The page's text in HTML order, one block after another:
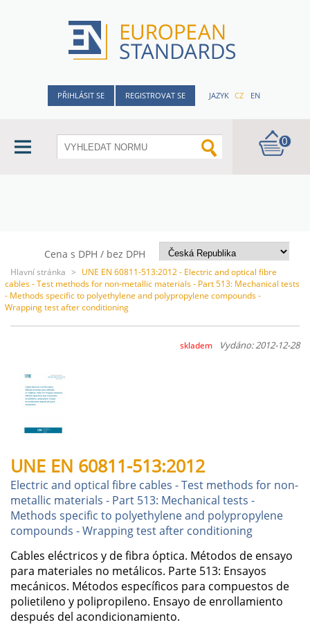
PŘIHLÁSIT SE REGISTROVAT SE JAZYK CZ EN
0
Cena s DPH / bez DPH
Hlavní stránka > UNE EN 60811-513:2012 - Electric and optical fibre
cables - Test methods for non-metallic materials - Part 513: Mechanical tests
- Methods specific to polyethylene and polypropylene compounds -
Wrapping test after conditioning
skladem Vydáno: 2012-12-28
UNE EN 60811-513:2012
Electric and optical fibre cables - Test methods for non-
metallic materials - Part 513: Mechanical tests -
Methods specific to polyethylene and polypropylene
compounds - Wrapping test after conditioning
Cables eléctricos y de fibra óptica. Métodos de ensayo
para materiales no metálicos. Parte 513: Ensayos
mecánicos. Métodos específicos para compuestos de
polietileno y polipropileno. Ensayo de enrollamiento
después del acondicionamiento.